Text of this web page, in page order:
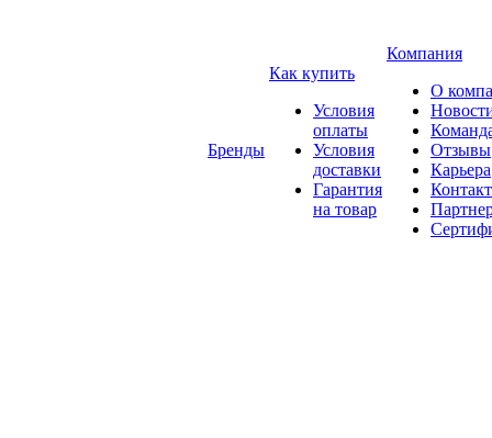
Бренды
Как купить
Условия
оплаты
Условия
доставки
Гарантия
на товар
Компания
О
Отзывы
Карьера